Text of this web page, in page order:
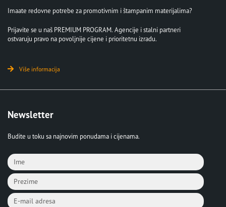
Imaate redovne potrebe za promotivnim i štampanim materijalima?
Prijavite se u naš PREMIUM PROGRAM. Agencije i stalni partneri
ostvaruju pravo na povoljnije cijene i prioritetnu izradu.
Više informacija
Newsletter
Budite u toku sa najnovim ponudama i cijenama.